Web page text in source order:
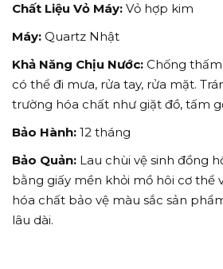
Chất Liệu Vỏ Máy: Vỏ hợp kim
Máy: Quartz Nhật
Khả Năng Chịu Nước: Chống
có thể đi mưa, rửa tay, rửa mặt.
trường hóa chất như giặt đồ, tấm
Bảo Hành: 12 tháng
Bảo Quản: Lau chùi vệ sinh đồng
bằng giấy mền khỏi mồ hôi cơ thể
hóa chất bảo vệ màu sắc sản
lâu dài.